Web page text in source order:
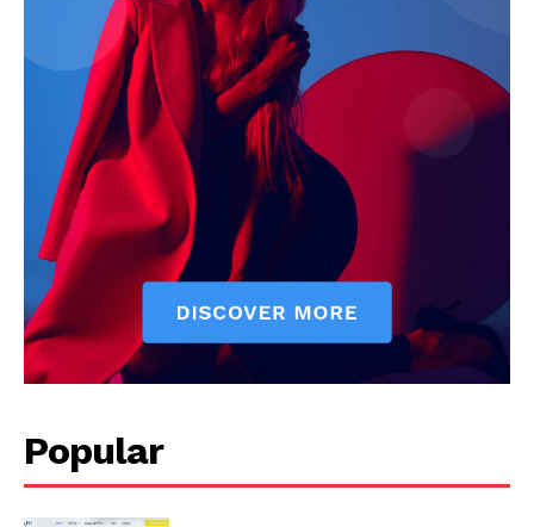
Popular